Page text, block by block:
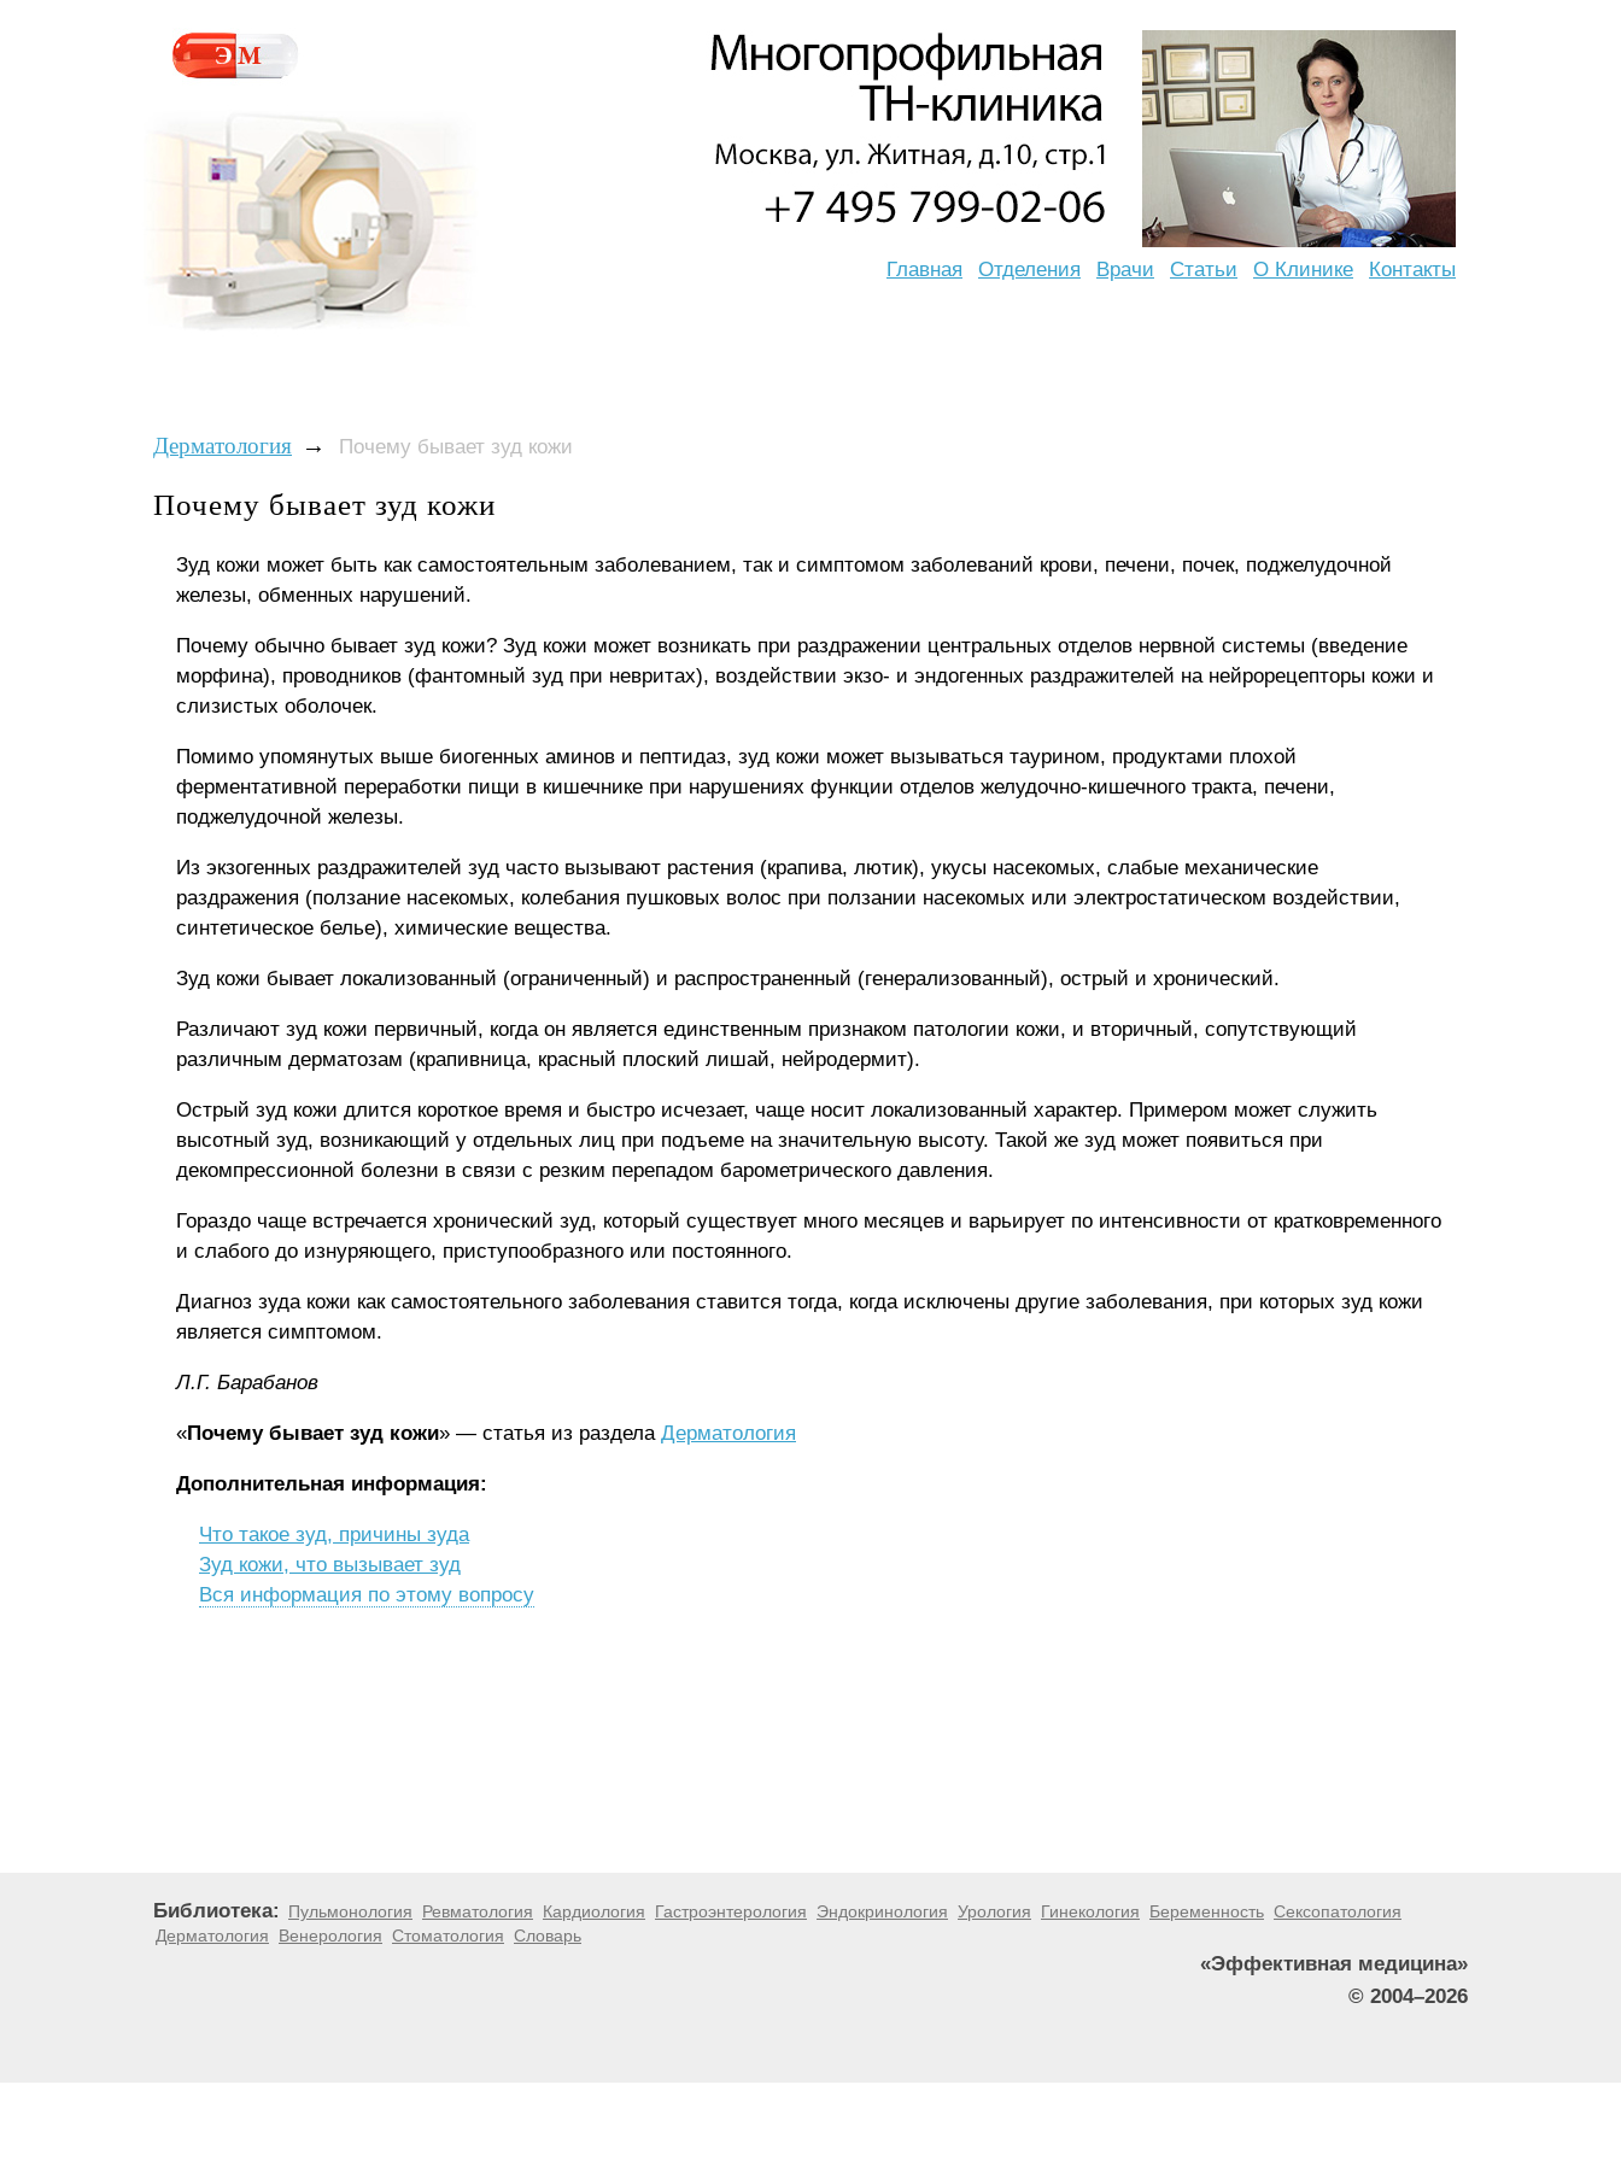
Главная Отделения Врачи Статьи О Клинике Контакты
Дерматология → Почему бывает зуд кожи
Почему бывает зуд кожи
Зуд кожи может быть как самостоятельным заболеванием, так и симптомом заболеваний крови, печени, почек, поджелудочной
железы, обменных нарушений.
Почему обычно бывает зуд кожи? Зуд кожи может возникать при раздражении центральных отделов нервной системы (введение
морфина), проводников (фантомный зуд при невритах), воздействии экзо- и эндогенных раздражителей на нейрорецепторы кожи и
слизистых оболочек.
Помимо упомянутых выше биогенных аминов и пептидаз, зуд кожи может вызываться таурином, продуктами плохой
ферментативной переработки пищи в кишечнике при нарушениях функции отделов желудочно-кишечного тракта, печени,
поджелудочной железы.
Из экзогенных раздражителей зуд часто вызывают растения (крапива, лютик), укусы насекомых, слабые механические
раздражения (ползание насекомых, колебания пушковых волос при ползании насекомых или электростатическом воздействии,
синтетическое белье), химические вещества.
Зуд кожи бывает локализованный (ограниченный) и распространенный (генерализованный), острый и хронический.
Различают зуд кожи первичный, когда он является единственным признаком патологии кожи, и вторичный, сопутствующий
различным дерматозам (крапивница, красный плоский лишай, нейродермит).
Острый зуд кожи длится короткое время и быстро исчезает, чаще носит локализованный характер. Примером может служить
высотный зуд, возникающий у отдельных лиц при подъеме на значительную высоту. Такой же зуд может появиться при
декомпрессионной болезни в связи с резким перепадом барометрического давления.
Гораздо чаще встречается хронический зуд, который существует много месяцев и варьирует по интенсивности от кратковременного
и слабого до изнуряющего, приступообразного или постоянного.
Диагноз зуда кожи как самостоятельного заболевания ставится тогда, когда исключены другие заболевания, при которых зуд кожи
является симптомом.
Л.Г. Бapaбaнoв
«Почему бывает зуд кожи» — статья из раздела Дерматология
Дополнительная информация:
Что такое зуд, причины зуда
Зуд кожи, что вызывает зуд
Вся информация по этому вопросу
Библиотека: Пульмонология Ревматология Кардиология Гастроэнтерология Эндокринология Урология Гинекология Беременность Сексопатология
Дерматология
Венерология Стоматология Словарь
«Эффективная медицина»
© 2004–2026